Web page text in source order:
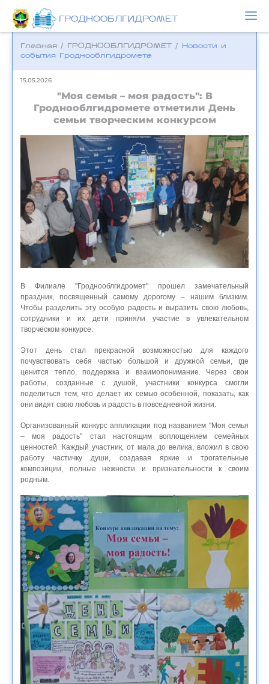
ГРОДНООБЛГИДРОМЕТ
Главная / ГРОДНООБЛГИДРОМЕТ /
Новости и
события Гроднооблгидромета
15.05.2026
"Моя семья – моя радость": В
Гроднооблгидромете отметили День
семьи творческим конкурсом
В Филиале "Гроднооблгидромет" прошел замечательный
праздник, посвященный самому дорогому – нашим близким.
Чтобы разделить эту особую радость и выразить свою любовь,
сотрудники и их дети приняли участие в увлекательном
творческом конкурсе.
Этот день стал прекрасной возможностью для каждого
почувствовать себя частью большой и дружной семьи, где
ценится тепло, поддержка и взаимопонимание. Через свои
работы, созданные с душой, участники конкурса смогли
поделиться тем, что делает их семью особенной, показать, как
они видят свою любовь и радость в повседневной жизни.
Организованный конкурс аппликации под названием "Моя семья
– моя радость" стал настоящим воплощением семейных
ценностей. Каждый участник, от мала до велика, вложил в свою
работу частичку души, создавая яркие и трогательные
композиции, полные нежности и признательности к своим
родным.